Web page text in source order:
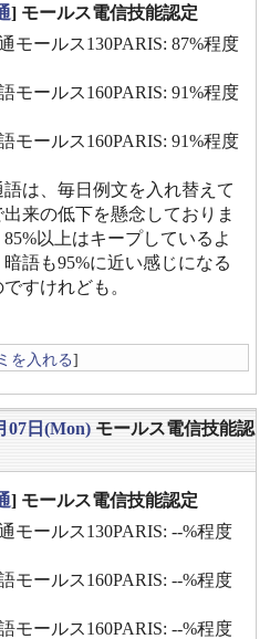
] モールス電信技能認定
モールス130PARIS: 87%程度
モールス160PARIS: 91%程度
モールス160PARIS: 91%程度
語は、毎日例文を入れ替えて
来の低下を懸念しておりま
85%以上はキープしているよ
暗語も95%に近い感じになる
すけれども。
を入れる]
07日(Mon) モールス電信技能認
] モールス電信技能認定
モールス130PARIS: --%程度
モールス160PARIS: --%程度
モールス160PARIS: --%程度